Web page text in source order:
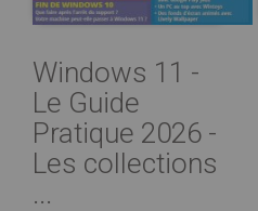
Windows 11 -
Le Guide
Pratique 2026 -
Les collections
...